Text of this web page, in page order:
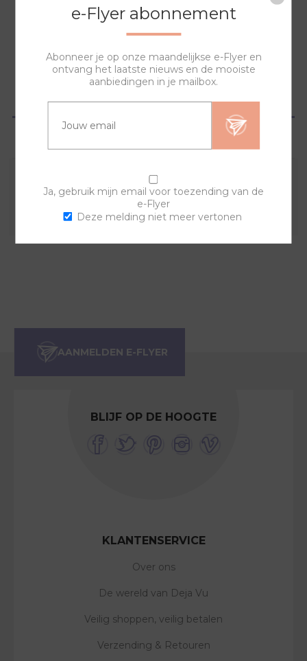
NAAR WINKELWAGEN
Combineer deze sierring met een van de andere
sierringen en horlogebanden voor een trendy horloge.
BLIJF OP DE HOOGTE
KLANTENSERVICE
Over ons
De wereld van Deja Vu
Veilig shoppen, veilig betalen
Verzending & Retouren
e-Flyer abonnement
Abonneer je op onze maandelijkse e-Flyer en
ontvang het laatste nieuws en de mooiste
aanbiedingen in je mailbox.
Ja, gebruik mijn email voor toezending van de
e-Flyer
Deze melding niet meer vertonen